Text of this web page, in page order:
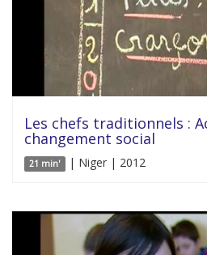
Les chefs traditionnels :
changement social
21 min' | Niger | 2012